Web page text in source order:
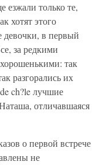
езжали только те,
хотят этого
девочки, в первый
за редкими
так
разгорались их
ch?le лучшие
отличавшаяся
о первой встрече
не